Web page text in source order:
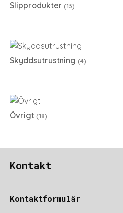
Slipprodukter (13)
Skyddsutrustning (4)
Övrigt (18)
Kontakt
Kontaktformulär